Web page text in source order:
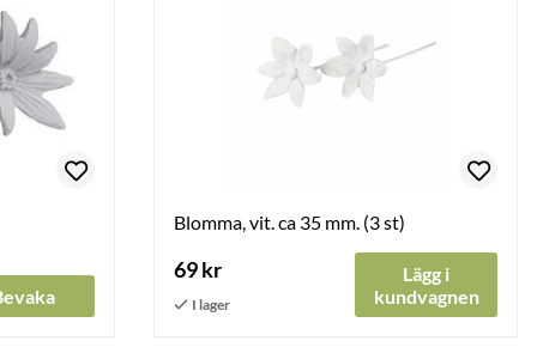
Blomma, vit. ca 35 mm. (3 st)
69 kr
Lägg i
kundvagnen